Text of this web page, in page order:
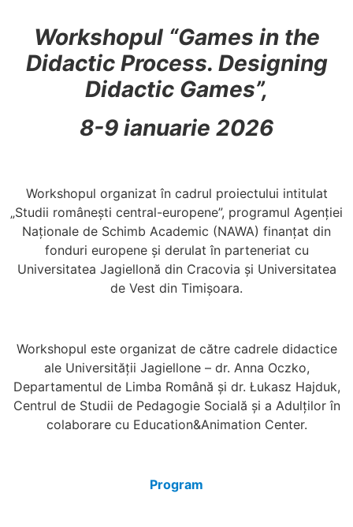
Workshopul “Games in the
Didactic Process. Designing
Didactic Games”,
8-9 ianuarie 2026
Workshopul organizat în cadrul proiectului intitulat
„Studii românești central-europene”, programul Agenției
Naționale de Schimb Academic (NAWA) finanțat din
fonduri europene și derulat în parteneriat cu
Universitatea Jagiellonă din Cracovia și Universitatea
de Vest din Timișoara.
Workshopul este organizat de către cadrele didactice
ale Universității Jagiellone – dr. Anna Oczko,
Departamentul de Limba Română și dr. Łukasz Hajduk,
Centrul de Studii de Pedagogie Socială și a Adulților în
colaborare cu Education&Animation Center.
Program